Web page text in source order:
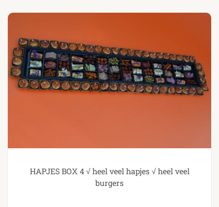
HAPJES BOX 4 √ heel veel hapjes √ heel veel
burgers